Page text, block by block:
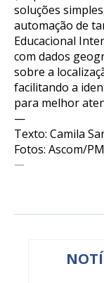
soluções
automação de
Educacional
com dados
sobre a
facilitando a
para melhor
—
Texto: Camila
Fotos: Ascom/
—